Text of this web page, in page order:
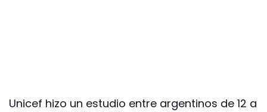
Unicef hizo un estudio entre argentinos de 12 a